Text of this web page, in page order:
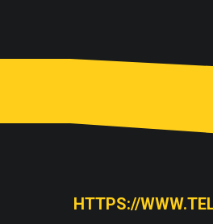
HTTPS://